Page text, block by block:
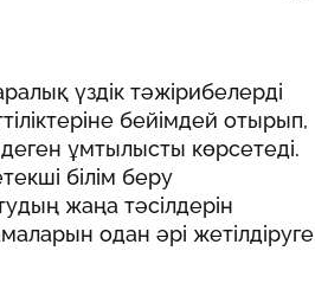
үздік тәжірибелерді
бейімдей отырып,
деген ұмтылысты көрсетеді.
білім беру
жаңа тәсілдерін
одан әрі жетілдіруге